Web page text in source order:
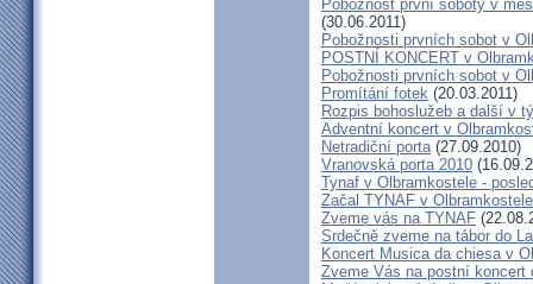
Pobožnost první soboty v
(30.06.2011)
Pobožnosti prvních sobot v
POSTNÍ KONCERT v
Pobožnosti prvních sobot v
Promítání fotek (20.03.2011)
Rozpis bohoslužeb a další v
Adventní koncert v
Netradiční porta(27.09.2010)
Vranovská porta 2010
Tynaf v Olbramkostele -
Začal TYNAF v Olbramkostele
Zveme vás na TYNAF
Srdečně zveme na tábor do
Koncert Musica da chiesa v
Zveme Vás na postní koncert